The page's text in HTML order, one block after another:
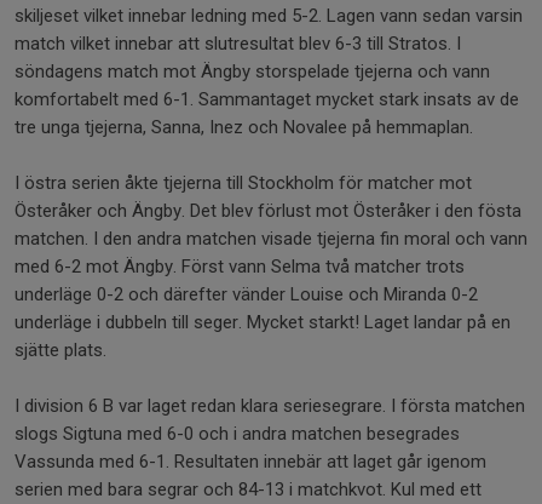
skiljeset vilket innebar ledning med 5-2. Lagen vann sedan varsin
match vilket innebar att slutresultat blev 6-3 till Stratos. I
söndagens match mot Ängby storspelade tjejerna och vann
komfortabelt med 6-1. Sammantaget mycket stark insats av de
tre unga tjejerna, Sanna, Inez och Novalee på hemmaplan.
I östra serien åkte tjejerna till Stockholm för matcher mot
Österåker och Ängby. Det blev förlust mot Österåker i den fösta
matchen. I den andra matchen visade tjejerna fin moral och vann
med 6-2 mot Ängby. Först vann Selma två matcher trots
underläge 0-2 och därefter vänder Louise och Miranda 0-2
underläge i dubbeln till seger. Mycket starkt! Laget landar på en
sjätte plats.
I division 6 B var laget redan klara seriesegrare. I första matchen
slogs Sigtuna med 6-0 och i andra matchen besegrades
Vassunda med 6-1. Resultaten innebär att laget går igenom
serien med bara segrar och 84-13 i matchkvot. Kul med ett